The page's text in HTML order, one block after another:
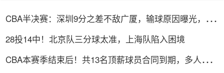
CBA半决赛：深圳9分之差不敌广厦，输球原因曝光，3人
28投14中！北京队三分球太准，上海队陷入困境
CBA本赛季结束后！共13名顶薪球员合同到期，多人或遭